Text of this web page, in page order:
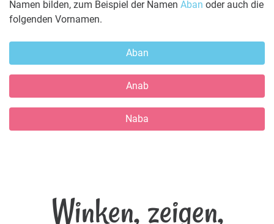
Namen bilden, zum Beispiel der Namen Aban oder auch die
folgenden Vornamen.
Aban
Anab
Naba
Winken, zeigen,